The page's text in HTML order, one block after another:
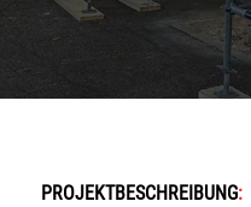
PROJEKTBESCHREIBUNG: